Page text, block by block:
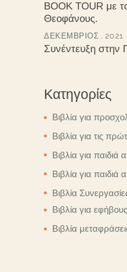
BOOK TOUR με
Θεοφάνους.
ΔΕΚΈΜΒΡΙΟΣ , 2021
Συνέντευξη
Κατηγορίες
Βιβλία για
Βιβλία για τις
Βιβλία για
Βιβλία για παιδιά
Βιβλία
Βιβλία για
Βιβλία